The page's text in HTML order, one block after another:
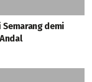
Semarang demi